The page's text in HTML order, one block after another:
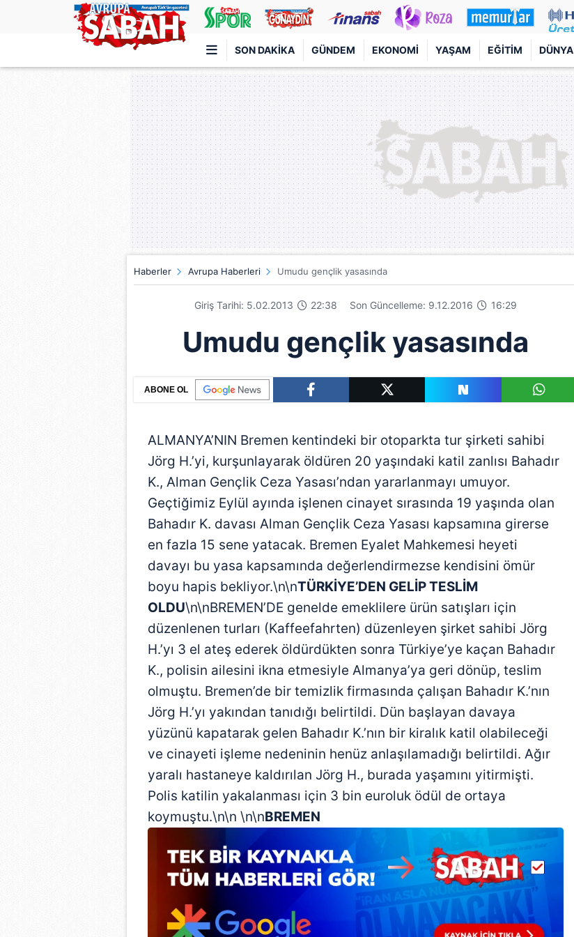
SON DAKIKA GÜNDEM EKONOMI YAŞAM EĞITIM DÜNYA
Türkiye'nin en iyi haber sitesi
Haberler Avrupa Haberleri Umudu gençlik yasasında
Giriş Tarihi: 5.02.2013 22:38 Son Güncelleme: 9.12.2016 16:29
Umudu gençlik yasasında
ABONE OL
ALMANYA’NIN Bremen kentindeki bir otoparkta tur şirketi sahibi
Jörg H.’yi, kurşunlayarak öldüren 20 yaşındaki katil zanlısı Bahadır
K., Alman Gençlik Ceza Yasası’ndan yararlanmayı umuyor.
Geçtiğimiz Eylül ayında işlenen cinayet sırasında 19 yaşında olan
Bahadır K. davası Alman Gençlik Ceza Yasası kapsamına girerse
en fazla 15 sene yatacak. Bremen Eyalet Mahkemesi heyeti
davayı bu yasa kapsamında değerlendirmezse kendisini ömür
boyu hapis bekliyor.\n\nTÜRKİYE’DEN GELİP TESLİM
OLDU\n\nBREMEN’DE genelde emeklilere ürün satışları için
düzenlenen turları (Kaffeefahrten) düzenleyen şirket sahibi Jörg
H.’yı 3 el ateş ederek öldürdükten sonra Türkiye’ye kaçan Bahadır
K., polisin ailesini ikna etmesiyle Almanya’ya geri dönüp, teslim
olmuştu. Bremen’de bir temizlik firmasında çalışan Bahadır K.’nın
Jörg H.’yı yakından tanıdığı belirtildi. Dün başlayan davaya
yüzünü kapatarak gelen Bahadır K.’nın bir kiralık katil olabileceği
ve cinayeti işleme nedeninin henüz anlaşılamadığı belirtildi. Ağır
yaralı hastaneye kaldırılan Jörg H., burada yaşamını yitirmişti.
Polis katilin yakalanması için 3 bin euroluk ödül de ortaya
koymuştu.\n\n \n\nBREMEN